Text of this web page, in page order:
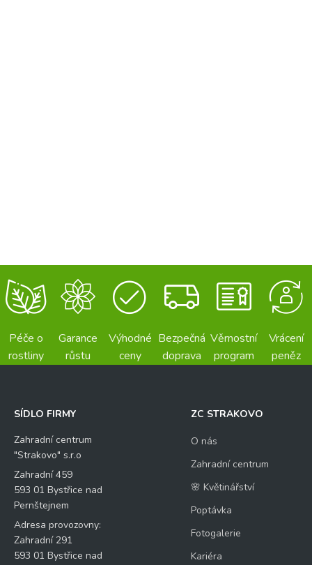
Péče o
rostliny
Garance
růstu
Výhodné
ceny
Bezpečná
doprava
Věrnostní
program
Vrácení
peněz
SÍDLO FIRMY
Zahradní centrum
"Strakovo" s.r.o
Zahradní 459
593 01 Bystřice nad
Pernštejnem
Adresa provozovny:
Zahradní 291
593 01 Bystřice nad
ZC STRAKOVO
O nás
Zahradní centrum
🌸 Květinářství
Poptávka
Fotogalerie
Kariéra